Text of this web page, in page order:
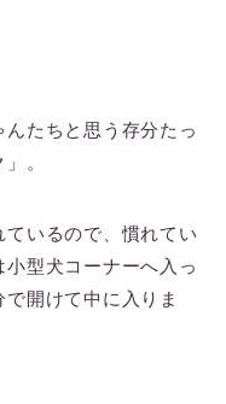
たちと思う存分たっ
。
いるので、慣れてい
型犬コーナーへ入っ
開けて中に入りま